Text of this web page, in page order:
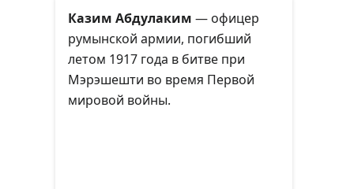
танцором у таких известных
артистов, как Инна, Антониа
Якобеску и Carla’s Dreams, а также
участвовал в таких шоу Pro TV, как
Vocea României и Românii au
talent. В январе 2020 года
Казим Абдулаким — офицер
румынской армии, погибший
летом 1917 года в битве при
Мэрэшешти во время Первой
мировой войны.